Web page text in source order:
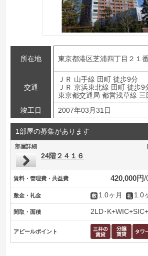
所在地 東京都港区芝浦四丁目２１
交通
ＪＲ 山手線 田町 徒歩9分
ＪＲ 京浜東北線 田町 徒歩9
東京都交通局 都営浅草線 三
竣工日
2007年03月31日
1部屋の募集があります
部屋詳細
24階２４１６
賃料・管理費・共益費 420,000円
敷金・礼金 1.0ヶ月 1.0
間取・面積 2LD･
アピールポイント